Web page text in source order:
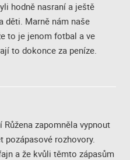
hodně nasraní a ještě
děti. Marně nám naše
to je jenom fotbal a ve
to dokonce za peníze.
zapomněla vypnout
pozápasové rozhovory.
a že kvůli těmto zápasům